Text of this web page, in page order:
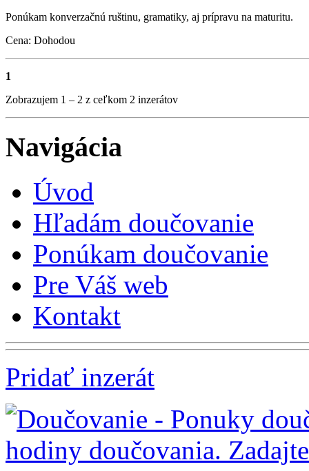
Ponúkam konverzačnú ruštinu, gramatiky, aj prípravu na maturitu.
Cena: Dohodou
1
Zobrazujem 1 – 2 z ceľkom 2 inzerátov
Navigácia
Úvod
Hľadám doučovanie
Ponúkam doučovanie
Pre Váš web
Kontakt
Pridať inzerát